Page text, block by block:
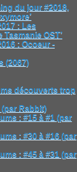
du jour #2018,
: Les
Tasmanie OST’
: Ocoeur -
(2067)
découverts trop
(par Rabbit)
: #15 à #1 (par
: #30 à #16 (par
: #45 à #31 (par